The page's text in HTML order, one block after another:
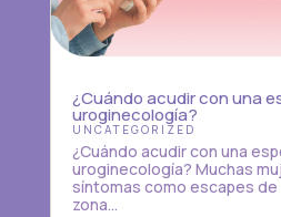
¿Cuándo acudir con una
uroginecología?
UNCATEGORIZED
¿Cuándo acudir con una
uroginecología? Muchas
síntomas como escapes de
zona...